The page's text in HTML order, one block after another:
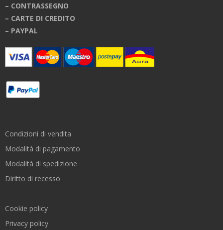
– CONTRASSEGNO
– CARTE DI CREDITO
– PAYPAL
Condizioni di vendita
Modalità di pagamento
Modalità di spedizione
Diritto di recesso
Cookie policy
Privacy policy